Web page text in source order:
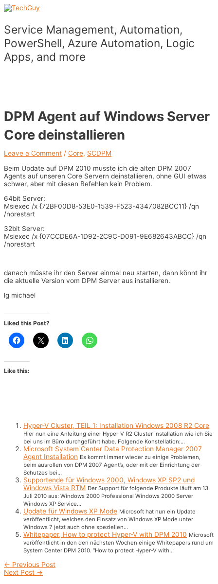
Skip
Service Management, Automation,
PowerShell, Azure Automation, Logic
Apps, and more
DPM Agent auf Windows Server
Core deinstallieren
Leave a Comment / Core, SCDPM
Beim Update auf DPM 2010 musste ich die alten DPM 2007
Agents auf unseren Core Servern deinstallieren, ohne GUI etwas
schwer, aber mit diesen Befehlen kein Problem.
64bit Server:
Msiexec /x {72BF00D8-53E0-1539-F523-4347082BCC11} /qn
/norestart
32bit Server:
Msiexec /x {07CCDE6A-1D92-2C9C-D091-9E682643ABCC} /qn
/norestart
danach müsste ihr den Server einmal neu starten, dann könnt ihr
die aktuelle Version vom DPM Server aus installieren.
lg michael
Liked this Post?
Like this:
Hyper-V Cluster, TEIL 1: Installation Windows 2008 R2 Core
Hier nun eine Anleitung einer Hyper-V R2 Cluster Installation wie ich Sie
bei uns im Büro durchgeführt habe. Folgende Konstellation:...
Microsoft System Center Data Protection Manager 2007
Agent Installation Es kommt immer wieder zu einige Problemen,
beim ausrollen von DPM 2007 Agent’s, oder mit der Einrichtung der
Schutzes bei...
Supportende für Windows 2000, Windows XP SP2 und
Windows Vista RTM Der Support für folgende Produkte läuft am 13.
Juli 2010 aus: Windows 2000 Professional Windows 2000 Server
Windows XP Service...
Update für Windows XP Mode Microsoft hat nun ein Update
veröffentlicht, welches den Einsatz von Windows XP Mode unter
Windows 7 jetzt auch ohne speziellen...
Whitepaper, How to protect Hyper-V with DPM 2010 Microsoft
veröffentlicht in den den nächsten Wochen einige Whitepapers rund um
System Center DPM 2010. “How to protect Hyper-V with...
Post
navigation
← Previous Post
Next Post →